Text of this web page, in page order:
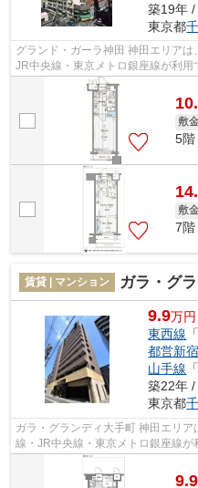
築19年
東京都
グランド・ガーラ神田 神田エリアは、 JR山手線・JR京浜東北線・根岸線・
JR中央線・東京メトロ銀座線が利
めです。 ビジネスマン向けのお店...
敷
5階
敷
7階
賃貸 | マンション ガラ・グ
9.9万円
東西線 「
都営新
山手線
築22年
東京都
ガラ・グランディ大手町 神田エリアは、 JR山手線・JR京浜東北線・根岸
線・JR中央線・東京メトロ銀座線
すすめです。 ビジネスマン向けのお...
9.9